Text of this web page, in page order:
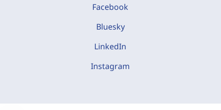
Facebook
Bluesky
LinkedIn
Instagram